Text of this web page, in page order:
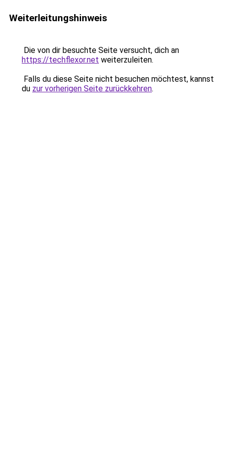
Weiterleitungshinweis
Die von dir besuchte Seite versucht, dich an
https://techflexor.net weiterzuleiten.
Falls du diese Seite nicht besuchen möchtest, kannst
du zur vorherigen Seite zurückkehren.